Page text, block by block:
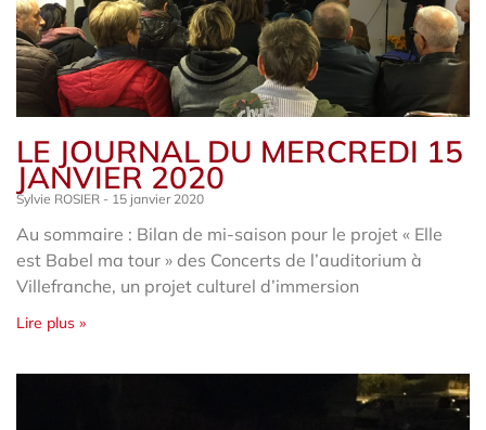
LE JOURNAL DU MERCREDI 15
JANVIER 2020
Sylvie ROSIER 15 janvier 2020
Au sommaire : Bilan de mi-saison pour le projet « Elle
est Babel ma tour » des Concerts de l’auditorium à
Villefranche, un projet culturel d’immersion
Lire plus »